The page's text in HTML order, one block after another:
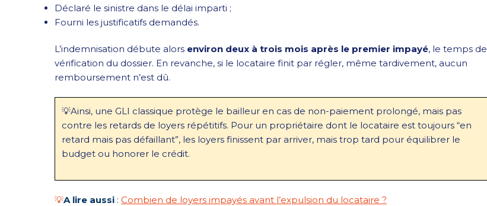
Déclaré le sinistre dans le délai imparti ;
Fourni les justificatifs demandés.
L’indemnisation débute alors environ deux à trois mois après le premier impayé, le temps de
vérification du dossier. En revanche, si le locataire finit par régler, même tardivement, aucun
remboursement n’est dû.
💡Ainsi, une GLI classique protège le bailleur en cas de non-paiement prolongé, mais pas
contre les retards de loyers répétitifs. Pour un propriétaire dont le locataire est toujours “en
retard mais pas défaillant”, les loyers finissent par arriver, mais trop tard pour équilibrer le
budget ou honorer le crédit.
💡A lire aussi : Combien de loyers impayés avant l’expulsion du locataire ?